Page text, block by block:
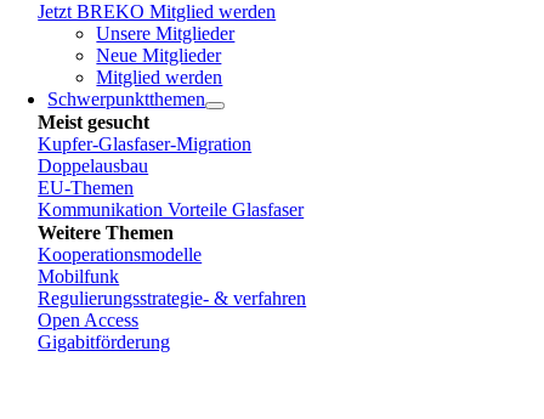
Jetzt BREKO Mitglied werden
Unsere Mitglieder
Neue Mitglieder
Mitglied werden
Schwerpunktthemen
Meist gesucht
Kupfer-Glasfaser-Migration
Doppelausbau
EU-Themen
Kommunikation Vorteile Glasfaser
Weitere Themen
Kooperationsmodelle
Mobilfunk
Regulierungsstrategie- & verfahren
Open Access
Gigabitförderung